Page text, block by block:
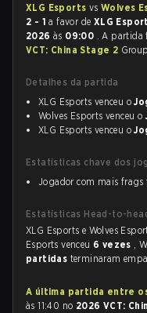
XLG Esports vsWolves
2 - 1 a favor de XLG
2026 às 09:00 . A partida
VCT: China Stage 2
Detalhes da partida
XLG Esports venceu o
Wolves Esports venceu o
XLG Esports venceu o
Estatísticas chave dos
Jogador com mais frags
Estatísticas Head-to-
XLG Esports e Wolves
Esports venceu 6 vezes ,
partidas terminaram
A última partida entre
às 11:40 no 2026 VCT: